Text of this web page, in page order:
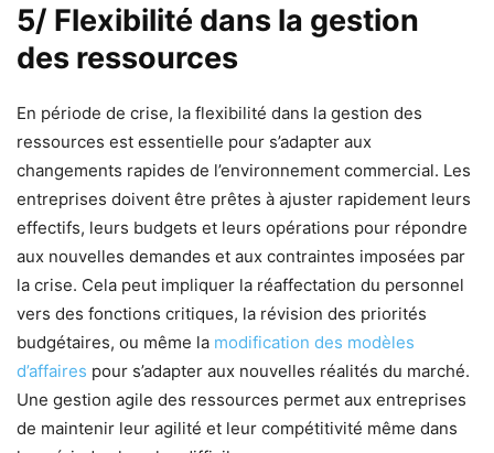
5/ Flexibilité dans la gestion
des ressources
En période de crise, la flexibilité dans la gestion des
ressources est essentielle pour s’adapter aux
changements rapides de l’environnement commercial. Les
entreprises doivent être prêtes à ajuster rapidement leurs
effectifs, leurs budgets et leurs opérations pour répondre
aux nouvelles demandes et aux contraintes imposées par
la crise. Cela peut impliquer la réaffectation du personnel
vers des fonctions critiques, la révision des priorités
budgétaires, ou même la modification des modèles
d’affaires pour s’adapter aux nouvelles réalités du marché.
Une gestion agile des ressources permet aux entreprises
de maintenir leur agilité et leur compétitivité même dans